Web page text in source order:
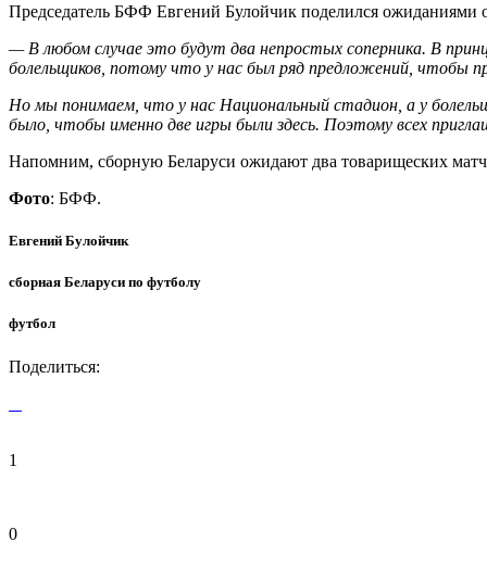
Председатель БФФ Евгений Булойчик поделился
— В любом случае это будут два непростых соперника. В
болельщиков, потому что у нас был ряд предложений, чтобы
Но мы понимаем, что у нас Национальный стадион, а у
было, чтобы именно две игры были здесь. Поэтому всех
Напомним, сборную Беларуси ожидают два товарищеских
Фото: БФФ.
Евгений Булойчик
сборная Беларуси по футболу
футбол
Поделиться:
1
0